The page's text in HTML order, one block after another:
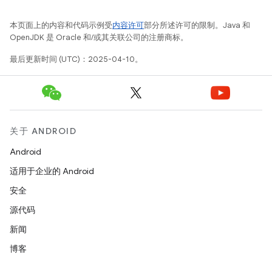
本页面上的内容和代码示例受内容许可部分所述许可的限制。Java 和
OpenJDK 是 Oracle 和/或其关联公司的注册商标。
最后更新时间 (UTC)：2025-04-10。
关于 ANDROID
Android
适用于企业的 Android
安全
源代码
新闻
博客